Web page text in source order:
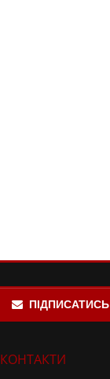
ПІДПИСАТИСЬ
КОНТАКТИ